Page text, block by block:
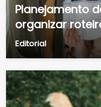
Planejamento
organizar
Editorial